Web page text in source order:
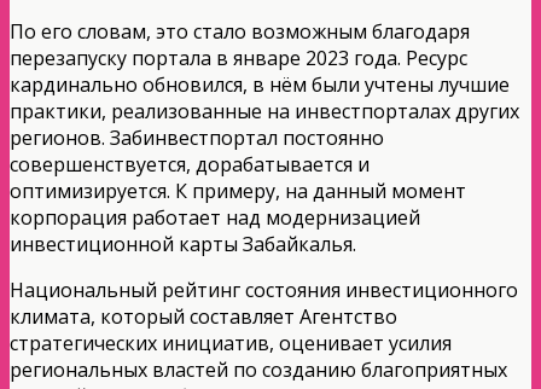
По его словам, это стало возможным благодаря
перезапуску портала в январе 2023 года. Ресурс
кардинально обновился, в нём были учтены лучшие
практики, реализованные на инвестпорталах других
регионов. Забинвестпортал постоянно
совершенствуется, дорабатывается и
оптимизируется. К примеру, на данный момент
корпорация работает над модернизацией
инвестиционной карты Забайкалья.
Национальный рейтинг состояния инвестиционного
климата, который составляет Агентство
стратегических инициатив, оценивает усилия
региональных властей по созданию благоприятных